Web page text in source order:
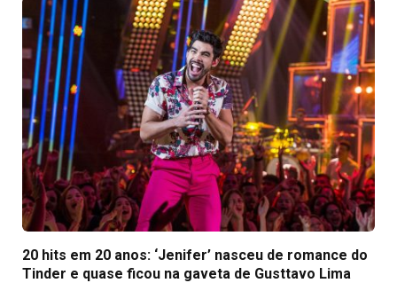
20 hits em 20 anos: ‘Jenifer’ nasceu de romance do
Tinder e quase ficou na gaveta de Gusttavo Lima